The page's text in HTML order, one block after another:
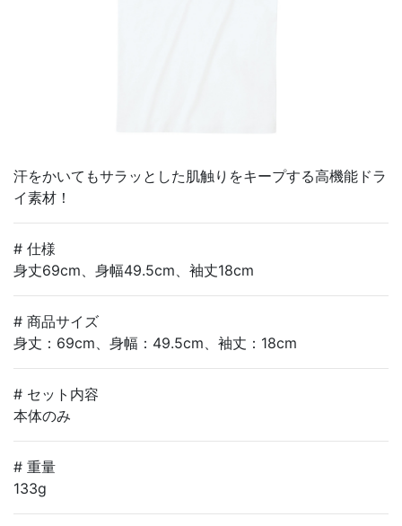
汗をかいてもサラッとした肌触りをキープする高機能ドラ
イ素材！
# 仕様
身丈69cm、身幅49.5cm、袖丈18cm
# 商品サイズ
身丈：69cm、身幅：49.5cm、袖丈：18cm
# セット内容
本体のみ
# 重量
133g